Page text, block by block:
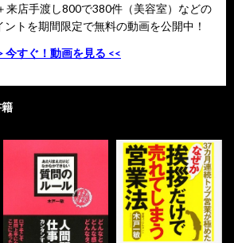
店手渡し800で380件（美容室）などの
トを期間限定で無料の動画を公開中！
今すぐ！動画を見る <<